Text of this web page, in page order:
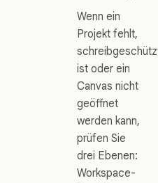
Wenn ein
Projekt fehlt,
ist oder ein
Canvas nicht
geöffnet
werden kann,
prüfen Sie
drei Ebenen:
Workspace-